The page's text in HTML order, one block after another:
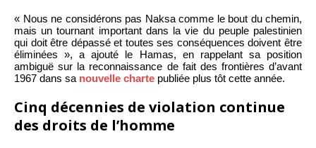
« Nous ne considérons pas Naksa comme le bout du chemin,
mais un tournant important dans la vie du peuple palestinien
qui doit être dépassé et toutes ses conséquences doivent être
éliminées », a ajouté le Hamas, en rappelant sa position
ambiguë sur la reconnaissance de fait des frontières d’avant
1967 dans sa nouvelle charte publiée plus tôt cette année.
Cinq décennies de violation continue
des droits de l’homme